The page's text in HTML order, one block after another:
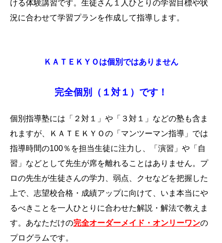
ける体験講習です。生徒さん １人ひとりの学習目標や状
況に合わせて学習プランを作成して指導します。
ＫＡＴＥＫＹＯは個別ではありません
完全個別（１対１）です！
個別指導塾には「２対１」や「３対１」などの塾も含ま
れますが、ＫＡＴＥＫＹＯの「マンツーマン指導」では
指導時間の100％を担当生徒に注力し、
「演習」や「自
習」などとして先生が席を離れることはありません。 プ
ロの先生が生徒さんの学力、弱点、クセなどを把握した
上で、志望校合格・成績アップに向けて、いま本当にや
るべきことを一人ひとりに合わせた解説・解法で教えま
す。 あなただけの完全オーダーメイド・オンリーワンの
プログラムです。